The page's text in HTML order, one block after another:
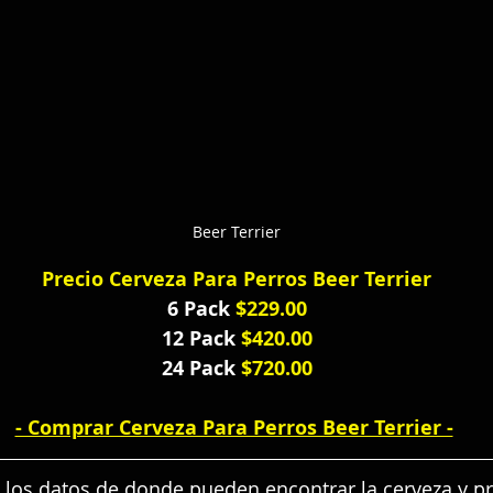
Beer Terrier
Precio Cerveza Para Perros Beer Terrier
6 Pack $229.00
12 Pack $420.00
24 Pack $720.00
- Comprar Cerveza Para Perros Beer Terrier -